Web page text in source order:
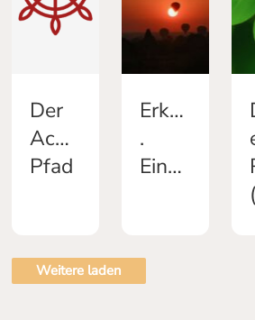
Der
Achtfache
Pfad
Erkenntnis
.
Einsicht
Weitere laden